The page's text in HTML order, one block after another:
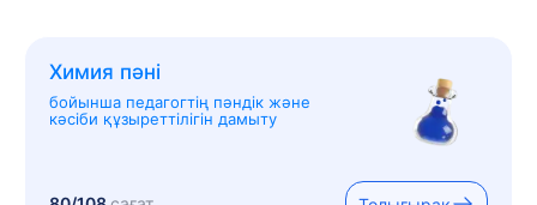
Химия пәні
бойынша педагогтің пәндік және
кәсіби құзыреттілігін дамыту